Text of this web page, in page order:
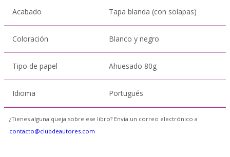
Acabado Tapa blanda (con solapas)
Coloración Blanco y negro
Tipo de papel Ahuesado 80g
Idioma Portugués
¿Tienes alguna queja sobre ese libro? Envía un correo electrónico a
contacto@clubdeautores.com